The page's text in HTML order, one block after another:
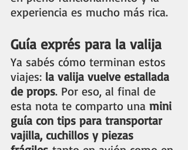
experiencia es mucho más rica.
Guía exprés para la valija
Ya sabés cómo terminan estos
viajes: la valija vuelve estallada
de props. Por eso, al final de
esta nota te comparto una mini
guía con tips para transportar
vajilla, cuchillos y piezas